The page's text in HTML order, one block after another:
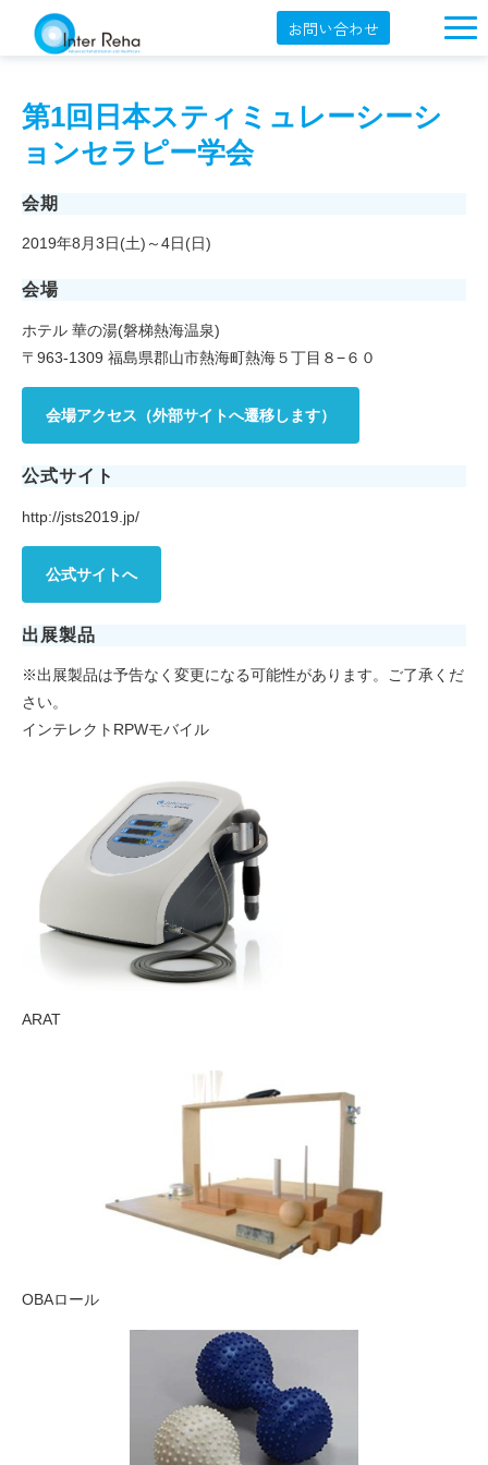
お問い合わせ
製品一覧
展示会・学会
オンラインショップ
English
第1回日本スティミュレーシーシ
ョンセラピー学会
会期
2019年8月3日(土)～4日(日)
会場
ホテル 華の湯(磐梯熱海温泉)
〒963-1309 福島県郡山市熱海町熱海５丁目８−６０
会場アクセス（外部サイトへ遷移します）
公式サイト
http://jsts2019.jp/
公式サイトへ
出展製品
※出展製品は予告なく変更になる可能性があります。ご了承くだ
さい。
インテレクトRPWモバイル
ARAT
OBAロール